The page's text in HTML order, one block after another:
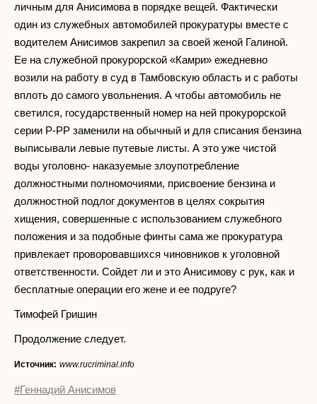
личным для Анисимова в порядке вещей. Фактически
один из служебных автомобилей прокуратуры вместе с
водителем Анисимов закрепил за своей женой Галиной.
Ее на служебной прокурорской «Камри» ежедневно
возили на работу в суд в Тамбовскую область и с работы
вплоть до самого увольнения. А чтобы автомобиль не
светился, государственный номер на ней прокурорской
серии Р-РР заменили на обычный и для списания бензина
выписывали левые путевые листы. А это уже чистой
воды уголовно- наказуемые злоупотребление
должностными полномочиями, присвоение бензина и
должностной подлог документов в целях сокрытия
хищения, совершенные с использованием служебного
положения и за подобные финты сама же прокуратура
привлекает проворовавшихся чиновников к уголовной
ответственности. Сойдет ли и это Анисимову с рук, как и
бесплатные операции его жене и ее подруге?
Тимофей Гришин
Продолжение следует.
Источник: www.rucriminal.info
#Геннадий Анисимов